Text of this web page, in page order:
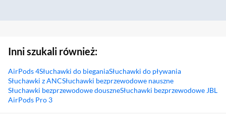
Inni szukali również:
AirPods 4Słuchawki do bieganiaSłuchawki do pływania
Słuchawki z ANCSłuchawki bezprzewodowe nauszne
Słuchawki bezprzewodowe douszneSłuchawki bezprzewodowe JBL
AirPods Pro 3